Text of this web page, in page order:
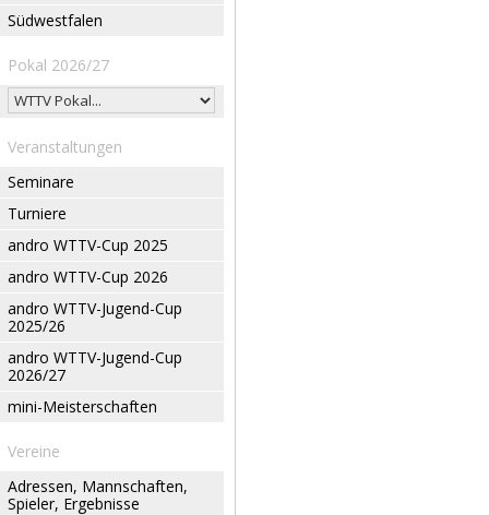
Südwestfalen
Pokal 2026/27
Veranstaltungen
Seminare
Turniere
andro WTTV-Cup 2025
andro WTTV-Cup 2026
andro WTTV-Jugend-Cup
2025/26
andro WTTV-Jugend-Cup
2026/27
mini-Meisterschaften
Vereine
Adressen, Mannschaften,
Spieler, Ergebnisse